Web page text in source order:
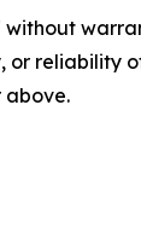
without
or
above.